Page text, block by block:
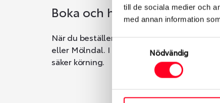
till de sociala medier och
med annan information
Samtyckesval
Nödvändig
Boka och hämta hos
När du beställer dina nya däck eller fälgar
eller Mölndal. I beställningen anger du
säker körning.